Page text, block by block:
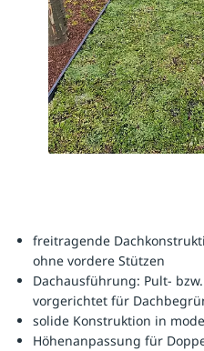
freitragende
ohne vordere Stützen
Dachausführung: Pult-
vorgerichtet für
solide Konstruktion in
Höhenanpassung für